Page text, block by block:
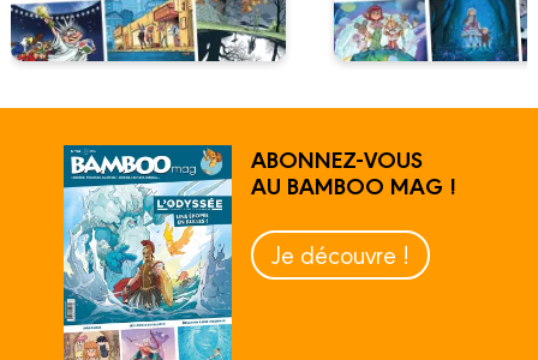
ABONNEZ-VOUS
AU BAMBOO MAG !
Je découvre !